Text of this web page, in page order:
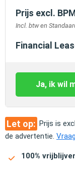
Prijs excl.
Incl. btw en
Financial
Ja, ik wil
Let op: Prijs is
de advertentie.
100%